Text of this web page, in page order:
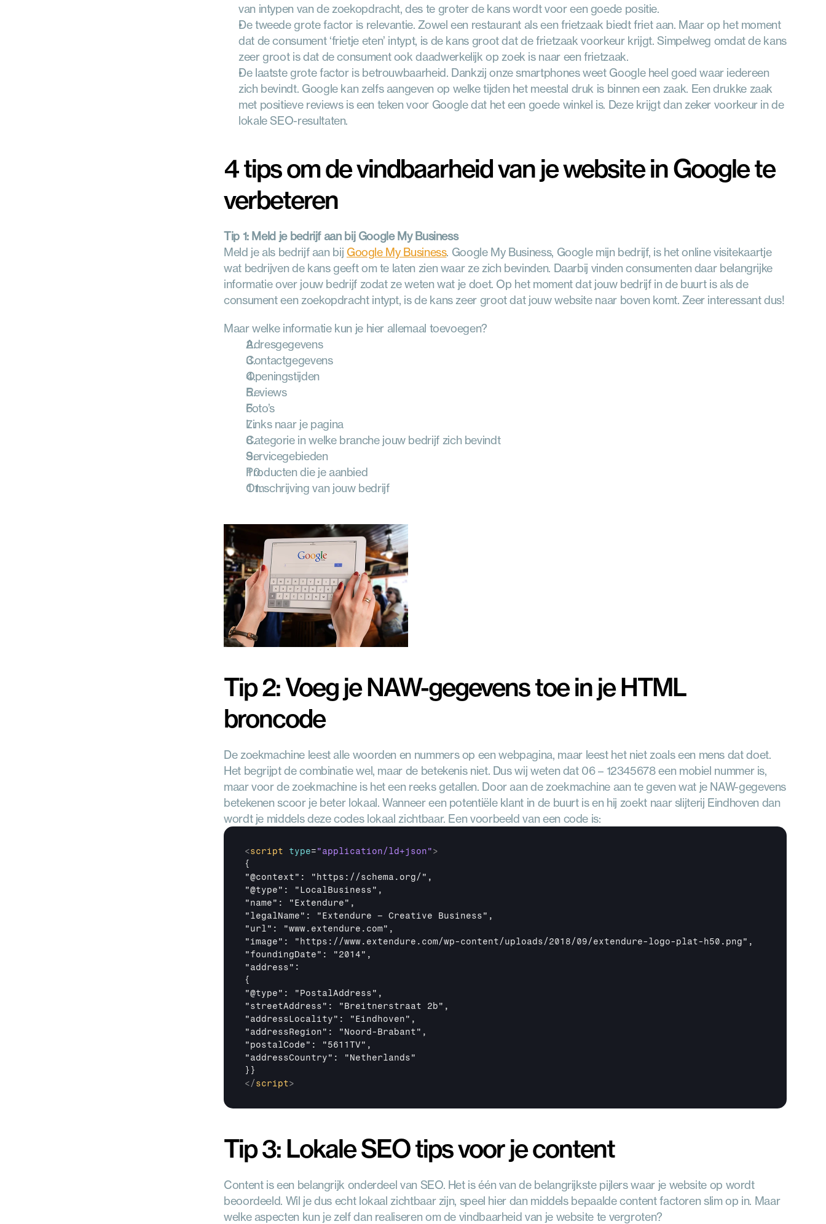
van intypen van de zoekopdracht, des te groter de kans wordt voor een goede positie.
De tweede grote factor is relevantie. Zowel een restaurant als een frietzaak biedt friet aan. Maar op het moment
dat de consument ‘frietje eten’ intypt, is de kans groot dat de frietzaak voorkeur krijgt. Simpelweg omdat de kans
zeer groot is dat de consument ook daadwerkelijk op zoek is naar een frietzaak.
De laatste grote factor is betrouwbaarheid. Dankzij onze smartphones weet Google heel goed waar iedereen
zich bevindt. Google kan zelfs aangeven op welke tijden het meestal druk is binnen een zaak. Een drukke zaak
met positieve reviews is een teken voor Google dat het een goede winkel is. Deze krijgt dan zeker voorkeur in de
lokale SEO-resultaten.
4 tips om de vindbaarheid van je website in Google te
verbeteren
Tip 1: Meld je bedrijf aan bij Google My Business
Meld je als bedrijf aan bij Google My Business. Google My Business, Google mijn bedrijf, is het online visitekaartje
wat bedrijven de kans geeft om te laten zien waar ze zich bevinden. Daarbij vinden consumenten daar belangrijke
informatie over jouw bedrijf zodat ze weten wat je doet. Op het moment dat jouw bedrijf in de buurt is als de
consument een zoekopdracht intypt, is de kans zeer groot dat jouw website naar boven komt. Zeer interessant dus!
Maar welke informatie kun je hier allemaal toevoegen?
Adresgegevens
Contactgegevens
Openingstijden
Reviews
Foto’s
Links naar je pagina
Categorie in welke branche jouw bedrijf zich bevindt
Servicegebieden
Producten die je aanbied
Omschrijving van jouw bedrijf
Tip 2: Voeg je NAW-gegevens toe in je HTML
broncode
De zoekmachine leest alle woorden en nummers op een webpagina, maar leest het niet zoals een mens dat doet.
Het begrijpt de combinatie wel, maar de betekenis niet. Dus wij weten dat 06 – 12345678 een mobiel nummer is,
maar voor de zoekmachine is het een reeks getallen. Door aan de zoekmachine aan te geven wat je NAW-gegevens
betekenen scoor je beter lokaal. Wanneer een potentiële klant in de buurt is en hij zoekt naar slijterij Eindhoven dan
wordt je middels deze codes lokaal zichtbaar. Een voorbeeld van een code is:
<script type="application/ld+json">
{
"@context": "https://schema.org/",
"@type": "LocalBusiness",
"name": "Extendure",
"legalName": "Extendure – Creative Business",
"url": "www.extendure.com",
"image": "https://www.extendure.com/wp-content/uploads/2018/09/extendure-logo-plat-h50.png",
"foundingDate": "2014",
"address":
{
"@type": "PostalAddress",
"streetAddress": "Breitnerstraat 2b",
"addressLocality": "Eindhoven",
"addressRegion": "Noord-Brabant",
"postalCode": "5611TV",
"addressCountry": "Netherlands"
</script>
Tip 3: Lokale SEO tips voor je content
Content is een belangrijk onderdeel van SEO. Het is één van de belangrijkste pijlers waar je website op wordt
beoordeeld. Wil je dus echt lokaal zichtbaar zijn, speel hier dan middels bepaalde content factoren slim op in. Maar
welke aspecten kun je zelf dan realiseren om de vindbaarheid van je website te vergroten?